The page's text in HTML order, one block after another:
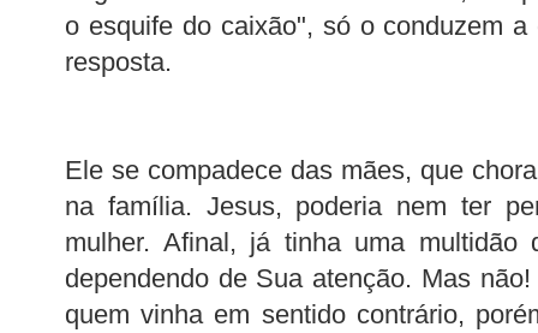
o esquife do caixão", só o conduzem
resposta.
Ele se compadece das mães, que
na família. Jesus, poderia nem ter
mulher. Afinal, já tinha uma multidão
dependendo de Sua atenção. Mas
quem vinha em sentido contrário,